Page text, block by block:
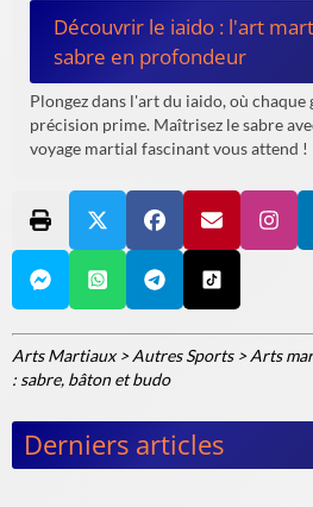
Découvrir le iaido : l'art
sabre en profondeur
Plongez dans l'art du iaido, où chaque
précision prime. Maîtrisez le sabre
voyage martial fascinant vous attend !
Arts Martiaux >Autres Sports >Arts
: sabre, bâton et budo
Derniers articles